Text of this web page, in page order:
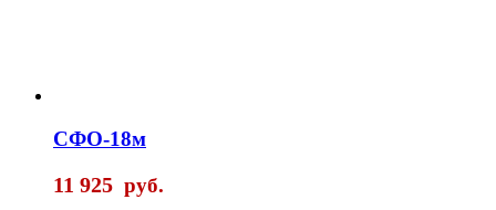
СФО-18м
11 925 руб.